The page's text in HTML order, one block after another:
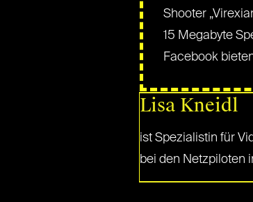
Shooter
15 Megabyte
Facebook
Lisa Kneidl
ist Spezialistin für
bei den Netzpiloten